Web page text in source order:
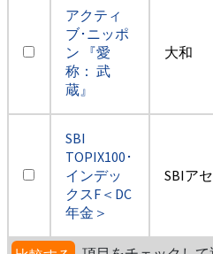
アクティ
ブ･ニッポ
ン 『愛
称： 武
蔵』
大和
SBI
TOPIX100･
インデッ
クスF＜DC
年金＞
SBIア